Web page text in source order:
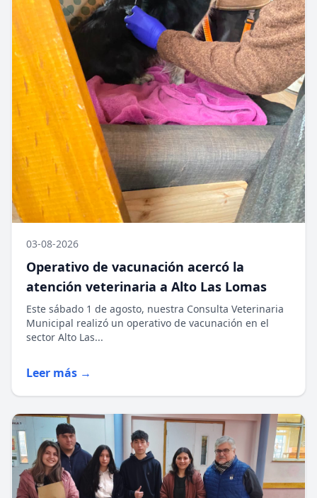
03-08-2026
Operativo de vacunación acercó la
atención veterinaria a Alto Las Lomas
Este sábado 1 de agosto, nuestra Consulta Veterinaria
Municipal realizó un operativo de vacunación en el
sector Alto Las...
Leer más →